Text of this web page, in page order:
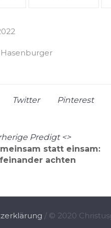
Twitter Pinterest
Predigt <>
statt einsam:
achten
/ © 2020